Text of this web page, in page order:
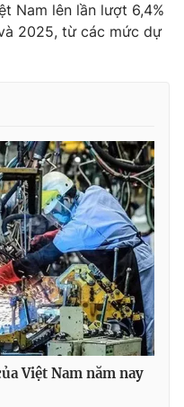
Thể thao
động sản
lòng Việt
mình bằng AI
Nam lên lần lượt 6,4%
2025, từ các mức dự
Việt Nam năm nay